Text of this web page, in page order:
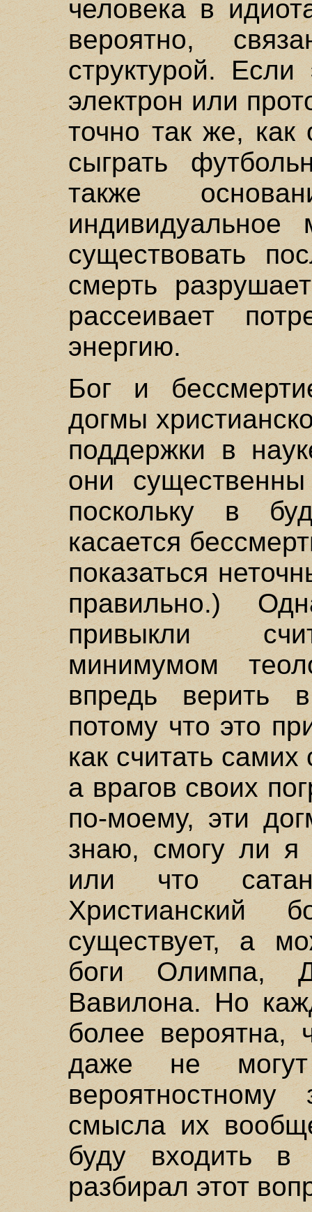
человека в
вероятно,
структурой.
электрон или
точно так же,
сыграть
также
индивидуальное
существовать
смерть
рассеивает
энергию.
Бог и
догмы
поддержки в
они
поскольку в
касается
показаться
правильно.)
привыкли
минимумом
впредь верить
потому что это
как считать
а врагов своих
по-моему, эти
знаю, смогу ли я
или что
существует, а
боги Олимпа,
Вавилона. Но
более вероятна,
даже не
смысла их
буду входить
разбирал этот